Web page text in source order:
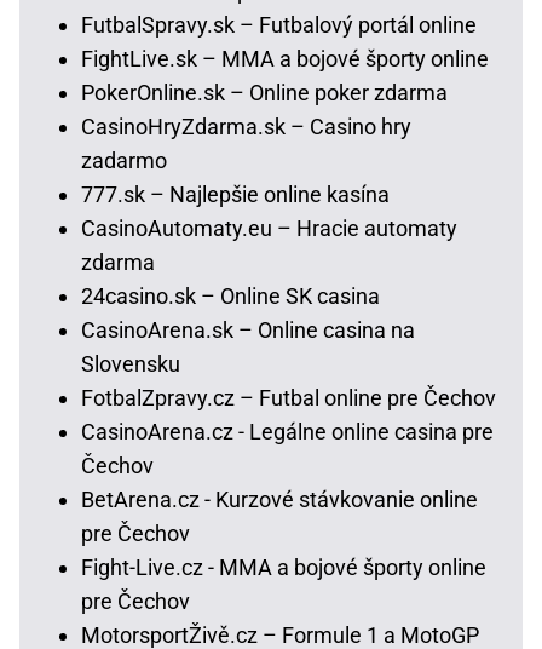
FutbalSpravy.sk – Futbalový portál online
FightLive.sk – MMA a bojové športy online
PokerOnline.sk – Online poker zdarma
CasinoHryZdarma.sk – Casino hry
zadarmo
777.sk – Najlepšie online kasína
CasinoAutomaty.eu – Hracie automaty
zdarma
24casino.sk – Online SK casina
CasinoArena.sk – Online casina na
Slovensku
FotbalZpravy.cz – Futbal online pre Čechov
CasinoArena.cz - Legálne online casina pre
Čechov
BetArena.cz - Kurzové stávkovanie online
pre Čechov
Fight-Live.cz - MMA a bojové športy online
pre Čechov
MotorsportŽivě.cz – Formule 1 a MotoGP